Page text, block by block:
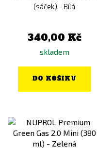
(sáček) - Bílá
340,00 Kč
skladem
DO KOŠÍKU